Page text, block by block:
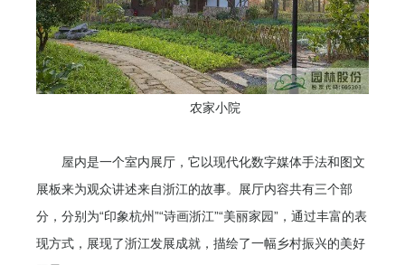
农家小院
屋内是一个室内展厅，它以现代化数字媒体手法和图文
展板来为观众讲述来自浙江的故事。展厅内容共有三个部
分，分别为“印象杭州”“诗画浙江”“美丽家园”，通过丰富的表
现方式，展现了浙江发展成就，描绘了一幅乡村振兴的美好